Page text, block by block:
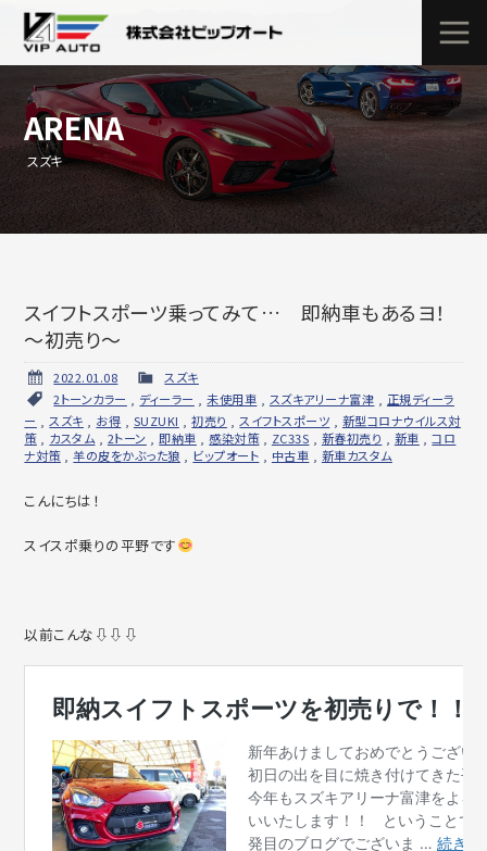
ARENA
スズキ
スイフトスポーツ乗ってみて… 即納車もあるヨ！
～初売り～
2022.01.08
スズキ
2トーンカラー
ディーラー ,未使用車 スズキアリーナ富津
正規ディーラ
ー
スズキ お得 SUZUKI ,初売り スイフトスポーツ
新型コロナウイルス対
策, カスタム 2トーン 即納車 ,感染対策, ZC33S 新春初売り 新車 ,コロ
ナ対策,羊の皮をかぶった狼 ビップオート 中古車 新車カスタム
こんにちは！
スイスポ乗りの平野です
以前こんな⇩⇩⇩